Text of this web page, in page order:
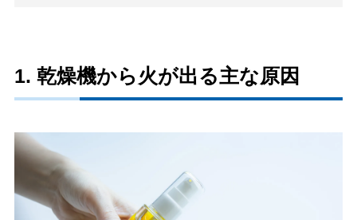
1. 乾燥機から火が出る主な原因